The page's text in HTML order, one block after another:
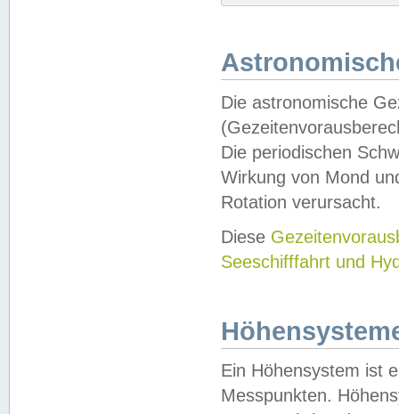
Die astronomische
Die periodischen
Wirkung von Mond
Rotation verursacht.
Diese
Seeschifffahrt und
Ein Höhensystem ist
Messpunkten.